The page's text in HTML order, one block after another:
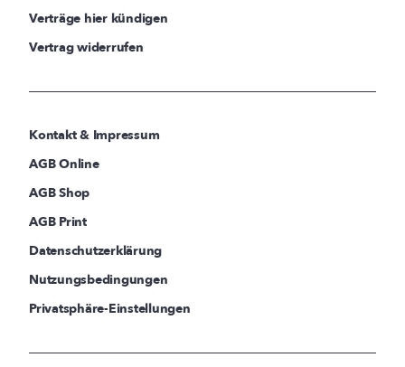
Verträge hier kündigen
Vertrag widerrufen
Kontakt & Impressum
AGB Online
AGB Shop
AGB Print
Datenschutzerklärung
Nutzungsbedingungen
Privatsphäre-Einstellungen